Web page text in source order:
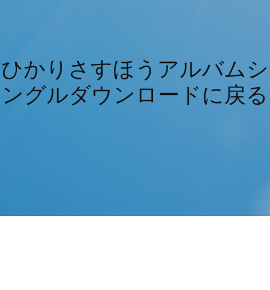
ひかりさすほうアルバムシ
ングルダウンロードに戻る